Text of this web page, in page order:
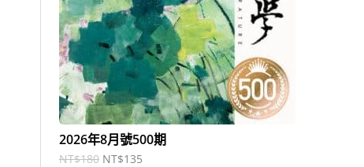
2026年8月號500期
NT$180 NT$135